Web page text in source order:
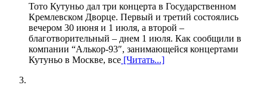
Тото Кутуньо дал три концерта в Государственном
Кремлевском Дворце. Первый и третий состоялись
вечером 30 июня и 1 июля, а второй –
благотворительный – днем 1 июля. Как сообщили в
компании “Алькор-93″, занимающейся концертами
Кутуньо в Москве, все [Читать...]